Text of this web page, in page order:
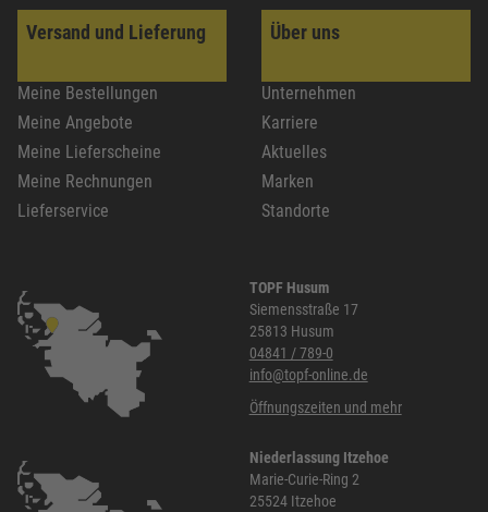
Versand und Lieferung
Meine Bestellungen
Meine Angebote
Meine Lieferscheine
Meine Rechnungen
Lieferservice
Über uns
Unternehmen
Karriere
Aktuelles
Marken
Standorte
TOPF Husum
Siemensstraße 17
25813 Husum
04841 / 789-0
info@topf-online.de
Öffnungszeiten und mehr
Niederlassung Itzehoe
Marie-Curie-Ring 2
25524 Itzehoe